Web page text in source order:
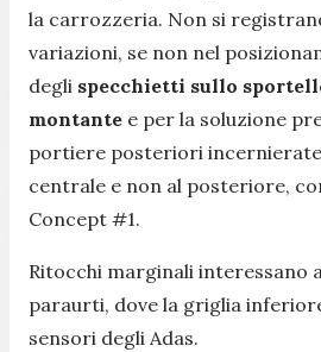
la carrozzeria. Non si
variazioni, se non nel
degli specchietti sullo
montante e per la soluzione
portiere posteriori
centrale e non al posteriore,
Concept #1.
Ritocchi marginali interessano
paraurti, dove la griglia
sensori degli Adas.